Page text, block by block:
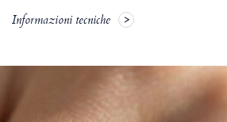
Informazioni tecniche